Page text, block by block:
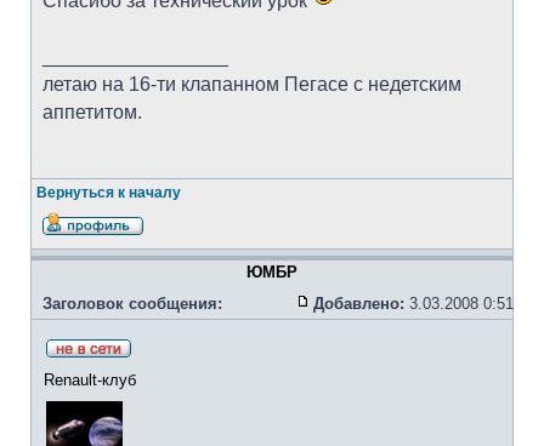
летаю на 16-ти клапанном Пегасе с недетским
аппетитом.
Вернуться к началу
ЮМБР
Заголовок сообщения:
Добавлено: 3.03.2008 0:51
Renault-клуб